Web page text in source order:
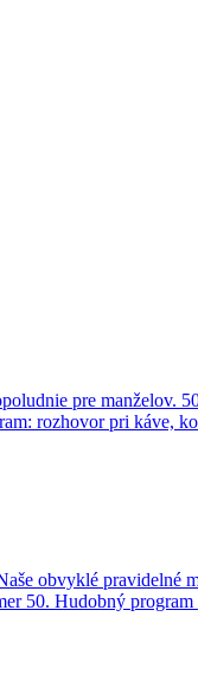
pre manželov.
rozhovor pri káve,
obvyklé pravidelné
50. Hudobný